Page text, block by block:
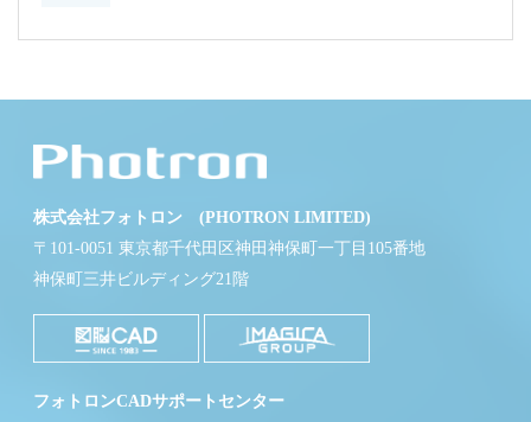
株式会社フォトロン (PHOTRON LIMITED)
〒101-0051 東京都千代田区神田神保町一丁目105番地
神保町三井ビルディング21階
フォトロンCADサポートセンター